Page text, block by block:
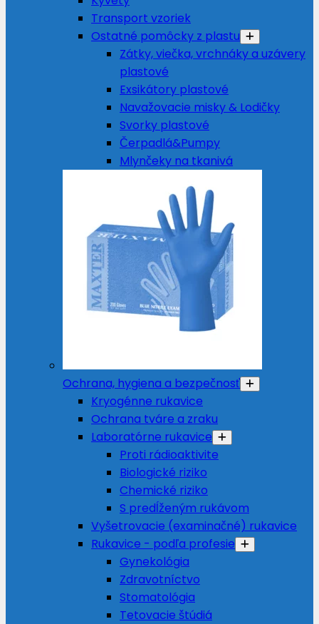
Transport vzoriek
Ostatné pomôcky z plastu
Zátky, viečka, vrchnáky a uzávery
plastové
Exsikátory plastové
Navažovacie misky & Lodičky
Svorky plastové
Čerpadlá&Pumpy
Mlynčeky na tkanivá
Ochrana, hygiena a bezpečnosť
Kryogénne rukavice
Ochrana tváre a zraku
Laboratórne rukavice
Proti rádioaktivite
Biologické riziko
Chemické riziko
S predĺženým rukávom
Vyšetrovacie (examinačné) rukavice
Rukavice - podľa profesie
Gynekológia
Zdravotníctvo
Stomatológia
Tetovacie štúdiá